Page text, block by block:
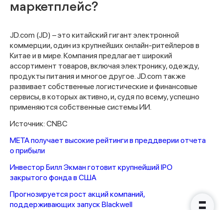
маркетплейс?
JD.com (JD) – это китайский гигант электронной
коммерции, один из крупнейших онлайн-ритейлеров в
Китае и в мире. Компания предлагает широкий
ассортимент товаров, включая электронику, одежду,
продукты питания и многое другое. JD.com также
развивает собственные логистические и финансовые
сервисы, в которых активно, и, судя по всему, успешно
применяются собственные системы ИИ.
Источник: CNBC
META получает высокие рейтинги в преддверии отчета
о прибыли
Инвестор Билл Экман готовит крупнейший IPO
закрытого фонда в США
Прогнозируется рост акций компаний,
поддерживающих запуск Blackwell
Спасибо за заявку
Наши консультанты свяжутся с